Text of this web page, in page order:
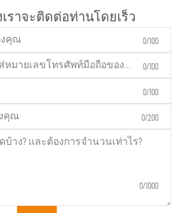
ราจะติดต่อท่านโดยเร็ว
0/100
0/100
0/100
0/200
0/1000